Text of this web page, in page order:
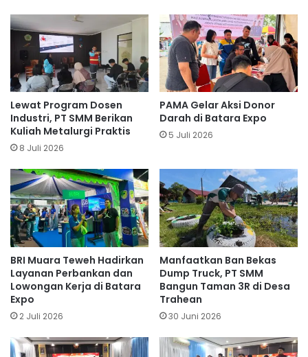
Lewat Program Dosen
Industri, PT SMM Berikan
Kuliah Metalurgi Praktis
8 Juli 2026
PAMA Gelar Aksi Donor
Darah di Batara Expo
5 Juli 2026
BRI Muara Teweh Hadirkan
Layanan Perbankan dan
Lowongan Kerja di Batara
Expo
2 Juli 2026
Manfaatkan Ban Bekas
Dump Truck, PT SMM
Bangun Taman 3R di Desa
Trahean
30 Juni 2026